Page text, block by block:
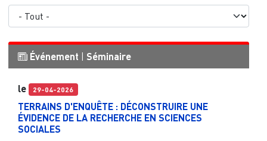
Événement Séminaire
le 29-04-2026
TERRAINS D'ENQUÊTE : DÉCONSTRUIRE UNE
ÉVIDENCE DE LA RECHERCHE EN SCIENCES
SOCIALES